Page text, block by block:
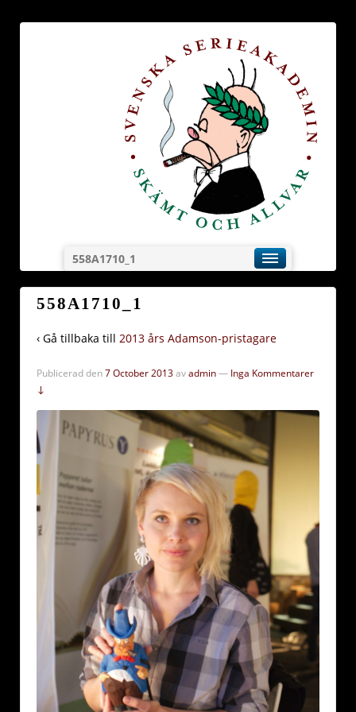
558A1710_1
558A1710_1
‹ Gå tillbaka till 2013 års Adamson-pristagare
Publicerad den7 October 2013avadmin— Inga Kommentarer
↓